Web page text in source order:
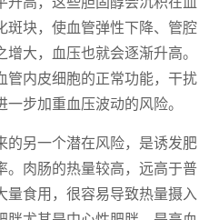
斑块，使血管弹性下降、管腔
大，血压也就会逐渐升高。
管内皮细胞的正常功能，干扰
步加重血压波动的风险。
的另一个潜在风险，是诱发肥
。肉肠的热量较高，远高于普
量食用，很容易导致热量摄入